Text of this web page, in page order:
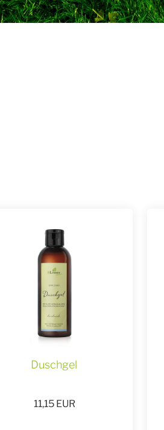
Duschgel
11,15 EUR